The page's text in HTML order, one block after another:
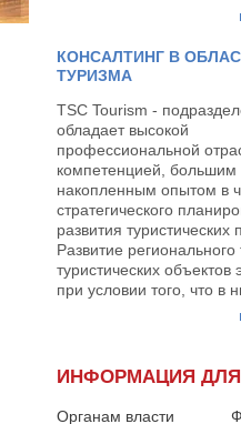
КОНСАЛТИНГ В
ТУРИЗМА
TSC Tourism -
обладает высокой
профессиональной
компетенцией, большим
накопленным опытом в
стратегического
развития туристических
Развитие
туристических
при условии того, что в
интегрированы и
внутренние и въездные
туристические потоки.
обладает всеми
ИНФОРМАЦИЯ ДЛЯ
Органам власти